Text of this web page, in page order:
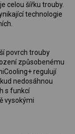
celou šířku trouby.
technologie
povrch trouby
způsobenému
regulují
nedosáhnou
s funkcí
vysokými